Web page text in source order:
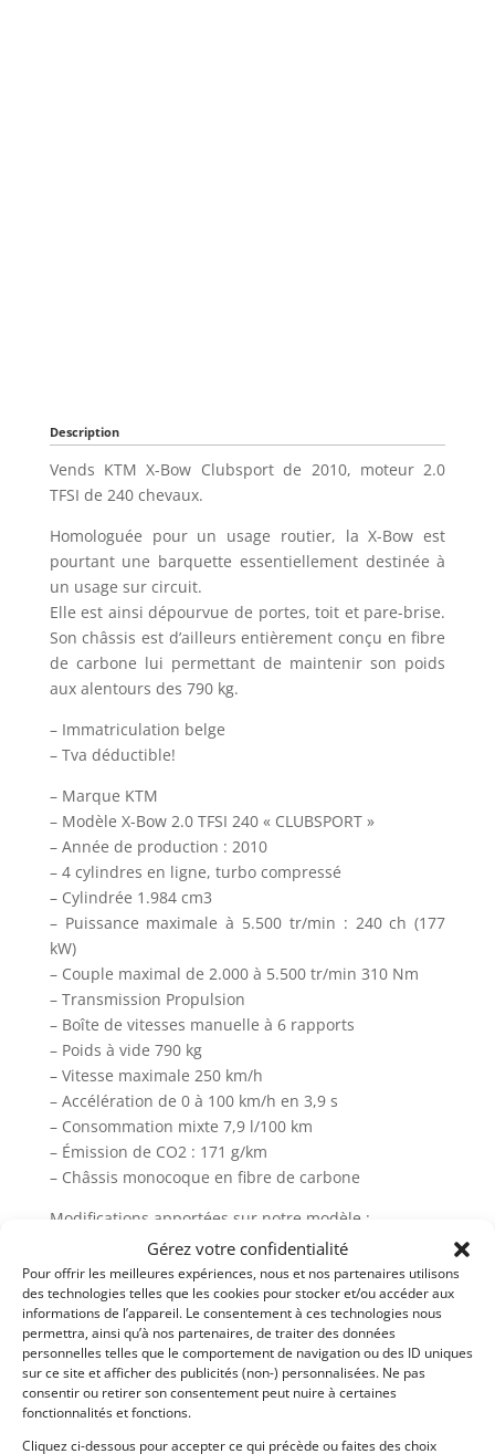
Gérez votre confidentialité
Pour offrir les meilleures expériences, nous et nos partenaires utilisons
des technologies telles que les cookies pour stocker et/ou accéder aux
informations de l’appareil. Le consentement à ces technologies nous
permettra, ainsi qu’à nos partenaires, de traiter des données
personnelles telles que le comportement de navigation ou des ID uniques
sur ce site et afficher des publicités (non-) personnalisées. Ne pas
consentir ou retirer son consentement peut nuire à certaines
fonctionnalités et fonctions.
Cliquez ci-dessous pour accepter ce qui précède ou faites des choix
Description
Vends KTM X-Bow Clubsport de 2010, moteur 2.0
TFSI de 240 chevaux.
Homologuée pour un usage routier, la X-Bow est
pourtant une barquette essentiellement destinée à
un usage sur circuit.
Elle est ainsi dépourvue de portes, toit et pare-brise.
Son châssis est d’ailleurs entièrement conçu en fibre
de carbone lui permettant de maintenir son poids
aux alentours des 790 kg.
– Immatriculation belge
– Tva déductible!
– Marque KTM
– Modèle X-Bow 2.0 TFSI 240 « CLUBSPORT »
– Année de production : 2010
– 4 cylindres en ligne, turbo compressé
– Cylindrée 1.984 cm3
– Puissance maximale à 5.500 tr/min : 240 ch (177
kW)
– Couple maximal de 2.000 à 5.500 tr/min 310 Nm
– Transmission Propulsion
– Boîte de vitesses manuelle à 6 rapports
– Poids à vide 790 kg
– Vitesse maximale 250 km/h
– Accélération de 0 à 100 km/h en 3,9 s
– Consommation mixte 7,9 l/100 km
– Émission de CO2 : 171 g/km
– Châssis monocoque en fibre de carbone
Modifications apportées sur notre modèle :
– Radiateur d’huile sur boîte de vitesses
– Gros intercooler
– Injecteurs plus gros
– Échappement AKRAPOVIC
– 8 roues supplémentaires
– Plus de photos sur notre site www.myvintage.be
Demandez une expertise de ce modèle